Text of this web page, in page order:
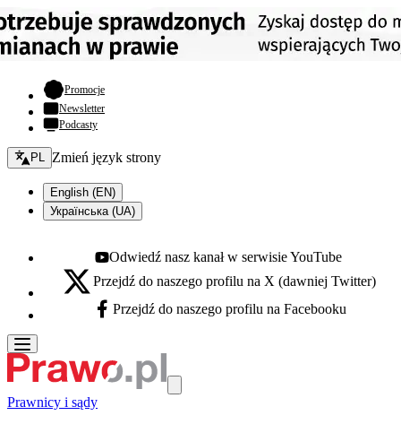
Promocje- otwiera się w nowej karcie
Newsletter
Podcasty
Zmień język - bieżący:
PL Zmień język strony
English (EN)
Українська (UA)
Youtube - otwiera się w nowej karcie
Odwiedź nasz kanał w serwisie YouTube
X - otwiera się w nowej karcie
Przejdź do naszego profilu na X (dawniej Twitter)
Facebook - otwiera się w nowej karcie
Przejdź do naszego profilu na Facebooku
Prawnicy i sądy